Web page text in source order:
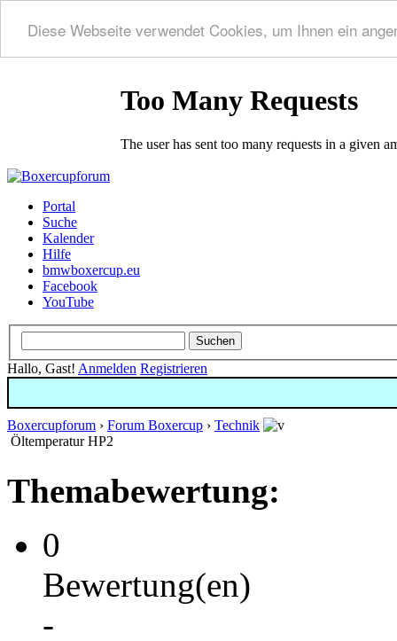
Diese Webseite verwendet Cookies, um Ihnen ein
Portal
Suche
Kalender
Hilfe
bmwboxercup.eu
Facebook
YouTube
Hallo, Gast! Anmelden Registrieren
Boxercupforum › Forum Boxercup › Technik
Öltemperatur HP2
Themabewertung:
0
Bewertung(en)
-